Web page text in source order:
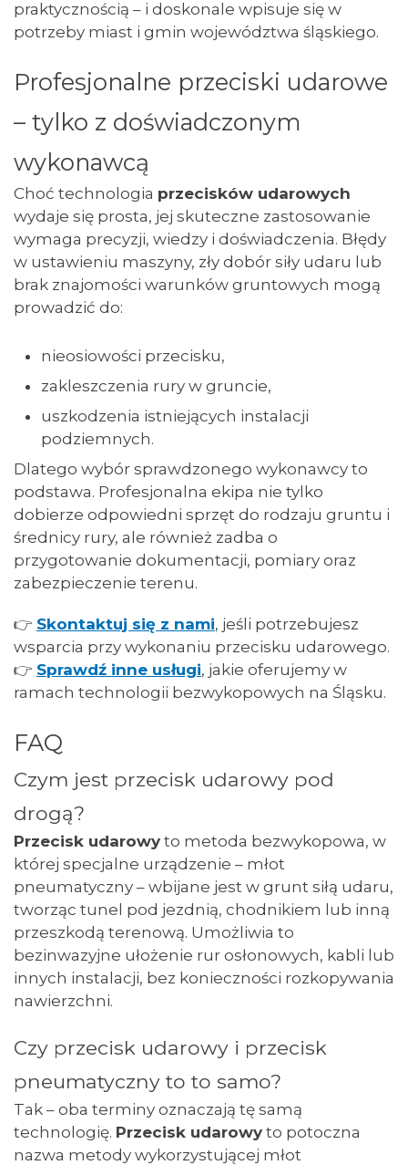
praktycznością – i doskonale wpisuje się w
potrzeby miast i gmin województwa śląskiego.
Profesjonalne przeciski udarowe
– tylko z doświadczonym
wykonawcą
Choć technologia przecisków udarowych
wydaje się prosta, jej skuteczne zastosowanie
wymaga precyzji, wiedzy i doświadczenia. Błędy
w ustawieniu maszyny, zły dobór siły udaru lub
brak znajomości warunków gruntowych mogą
prowadzić do:
nieosiowości przecisku,
zakleszczenia rury w gruncie,
uszkodzenia istniejących instalacji
podziemnych.
Dlatego wybór sprawdzonego wykonawcy to
podstawa. Profesjonalna ekipa nie tylko
dobierze odpowiedni sprzęt do rodzaju gruntu i
średnicy rury, ale również zadba o
przygotowanie dokumentacji, pomiary oraz
zabezpieczenie terenu.
👉 Skontaktuj się z nami, jeśli potrzebujesz
wsparcia przy wykonaniu przecisku udarowego.
👉 Sprawdź inne usługi, jakie oferujemy w
ramach technologii bezwykopowych na Śląsku.
FAQ
Czym jest przecisk udarowy pod
drogą?
Przecisk udarowy to metoda bezwykopowa, w
której specjalne urządzenie – młot
pneumatyczny – wbijane jest w grunt siłą udaru,
tworząc tunel pod jezdnią, chodnikiem lub inną
przeszkodą terenową. Umożliwia to
bezinwazyjne ułożenie rur osłonowych, kabli lub
innych instalacji, bez konieczności rozkopywania
nawierzchni.
Czy przecisk udarowy i przecisk
pneumatyczny to to samo?
Tak – oba terminy oznaczają tę samą
technologię. Przecisk udarowy to potoczna
nazwa metody wykorzystującej młot